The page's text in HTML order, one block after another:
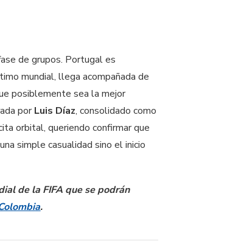
de grupos. Portugal es
mundial, llega acompañada de
posiblemente sea la mejor
porLuis Díaz, consolidado como
orbital, queriendo confirmar que
simple casualidad sino el inicio
de la FIFA que se podrán
.